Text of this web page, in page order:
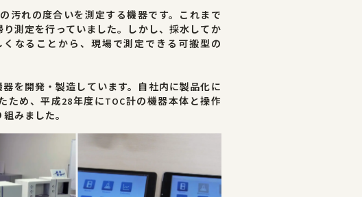
汚れの度合いを測定する機器です。これまで
測定を行っていました。しかし、採水してか
なることから、現場で測定できる可搬型の
を開発・製造しています。自社内に製品化に
ため、平成28年度にTOC計の機器本体と操作
みました。